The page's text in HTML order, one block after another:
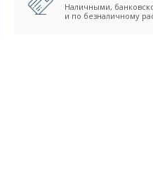
Наличными,
и по безналичному